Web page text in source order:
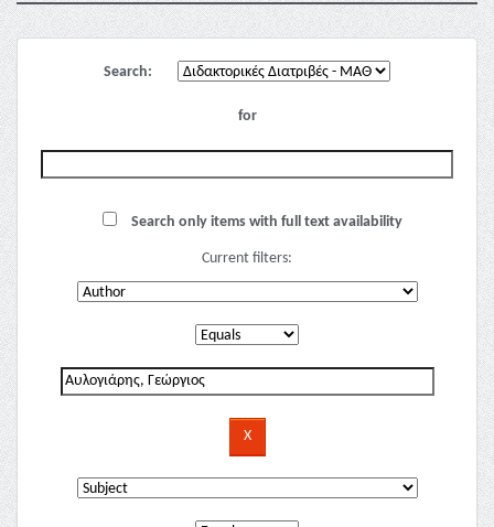
Search:
for
Search only items with full text availability
Current filters: